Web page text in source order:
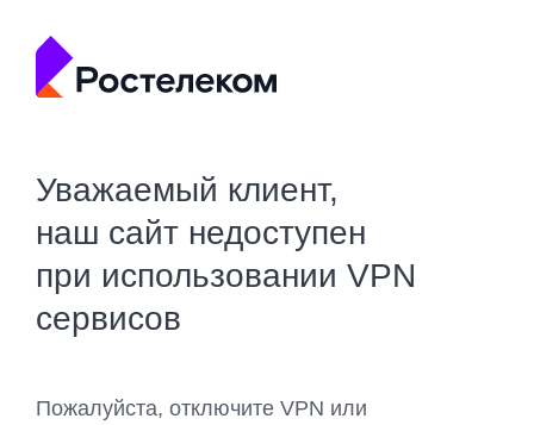
Уважаемый клиент,
наш сайт недоступен
при использовании VPN
сервисов
Пожалуйста, отключите VPN или